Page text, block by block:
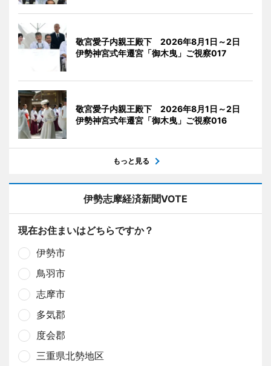
敬宮愛子内親王殿下 2026年8月1日～2日
伊勢神宮式年遷宮「御木曳」ご視察017
敬宮愛子内親王殿下 2026年8月1日～2日
伊勢神宮式年遷宮「御木曳」ご視察016
もっと見る
伊勢志摩経済新聞VOTE
現在お住まいはどちらですか？
伊勢市
鳥羽市
志摩市
多気郡
度会郡
三重県北勢地区